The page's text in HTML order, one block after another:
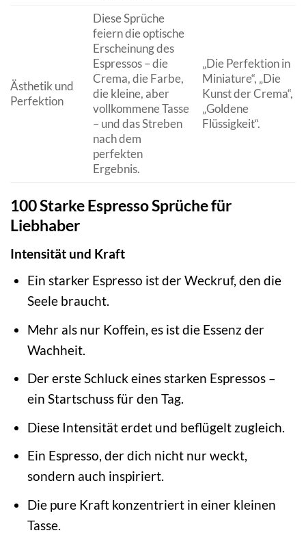
Ästhetik und
Perfektion
Diese Sprüche
feiern die optische
Erscheinung des
Espressos – die
Crema, die Farbe,
die kleine, aber
vollkommene Tasse
– und das Streben
nach dem
perfekten
Ergebnis.
„Die Perfektion in
Miniature“, „Die
Kunst der Crema“,
„Goldene
Flüssigkeit“.
100 Starke Espresso Sprüche für
Liebhaber
Intensität und Kraft
Ein starker Espresso ist der Weckruf, den die
Seele braucht.
Mehr als nur Koffein, es ist die Essenz der
Wachheit.
Der erste Schluck eines starken Espressos –
ein Startschuss für den Tag.
Diese Intensität erdet und beflügelt zugleich.
Ein Espresso, der dich nicht nur weckt,
sondern auch inspiriert.
Die pure Kraft konzentriert in einer kleinen
Tasse.